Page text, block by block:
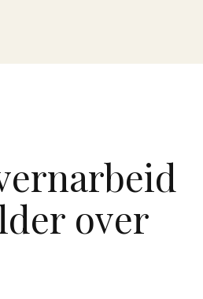
over